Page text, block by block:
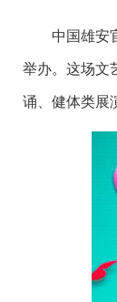
中国雄安官
举办。这场文
诵、健体类展